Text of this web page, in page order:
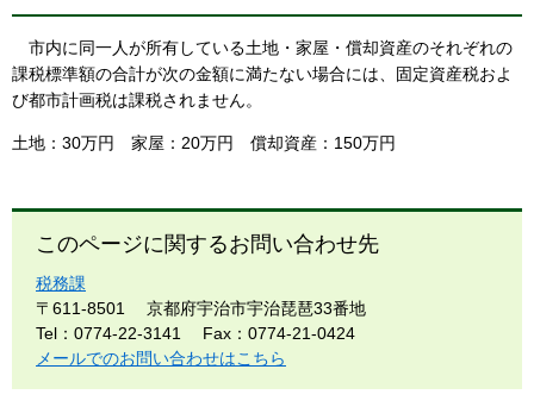
市内に同一人が所有している土地・家屋・償却資産のそれぞれの
課税標準額の合計が次の金額に満たない場合には、固定資産税およ
び都市計画税は課税されません。
土地：30万円 家屋：20万円 償却資産：150万円
このページに関するお問い合わせ先
税務課
〒611-8501
京都府宇治市宇治琵琶33番地
Tel：0774-22-3141
Fax：0774-21-0424
メールでのお問い合わせはこちら